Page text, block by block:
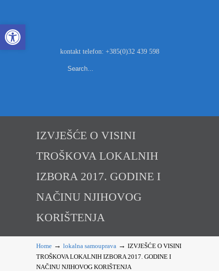
Open toolbar
kontakt telefon: +385(0)32 439 598
IZVJEŠĆE O VISINI
TROŠKOVA LOKALNIH
IZBORA 2017. GODINE I
NAČINU NJIHOVOG
KORIŠTENJA
Home → lokalna samouprava → IZVJEŠĆE O VISINI
TROŠKOVA LOKALNIH IZBORA 2017. GODINE I
NAČINU NJIHOVOG KORIŠTENJA